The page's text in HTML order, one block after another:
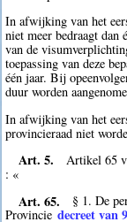
In afwijking van het
niet meer bedraagt dan
van de
toepassing van deze
één jaar. Bij
duur worden
In afwijking van het
provincieraad niet
Art. 5.
Artikel 65
: «
Art. 65.
§ 1. De
Provincie decreet van